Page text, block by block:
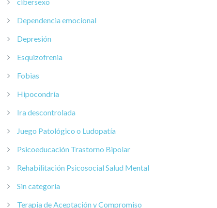
Dependencia emocional
Depresión
Esquizofrenia
Fobias
Hipocondría
Ira descontrolada
Juego Patológico o Ludopatía
Psicoeducación Trastorno Bipolar
Rehabilitación Psicosocial Salud Mental
Sin categoría
Terapia de Aceptación y Compromiso